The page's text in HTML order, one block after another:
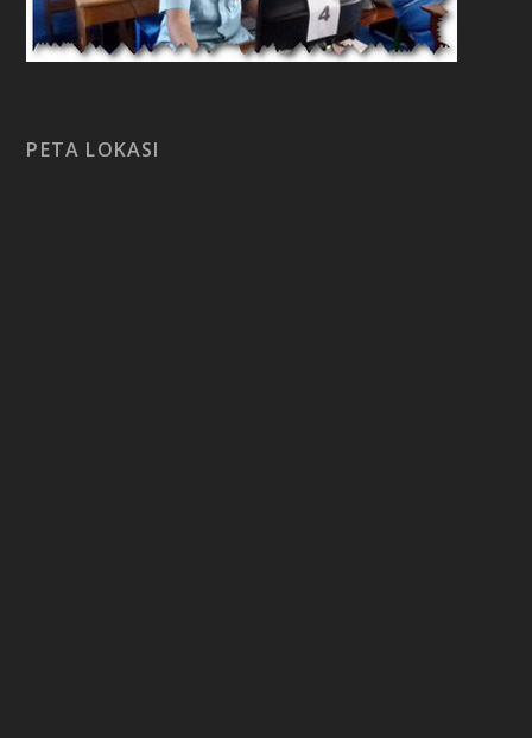
PETA LOKASI